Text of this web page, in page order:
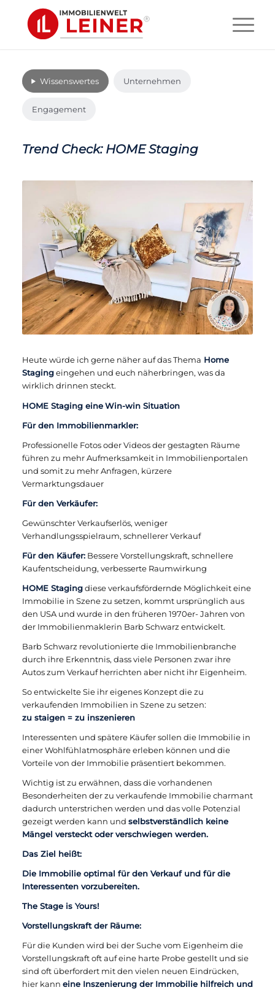
Wissenswertes Unternehmen
Engagement
Trend Check: HOME Staging
Heute würde ich gerne näher auf das Thema Home
Stagingeingehen und euch näherbringen, was da
wirklich drinnen steckt.
HOME Staging eineWin-win Situation
Für den Immobilienmarkler:
Professionelle Fotos oder Videos der gestagten Räume
führen zu mehr Aufmerksamkeit in Immobilienportalen
und somit zu mehr Anfragen, kürzere
Vermarktungsdauer
Für den Verkäufer:
Gewünschter Verkaufserlös, weniger
Verhandlungsspielraum, schnellerer Verkauf
Für den Käufer:Bessere Vorstellungskraft, schnellere
Kaufentscheidung, verbesserte Raumwirkung
HOME Stagingdiese verkaufsfördernde Möglichkeit eine
Immobilie in Szene zu setzen, kommt ursprünglich aus
den USA und wurde in den früheren 1970er- Jahren von
der Immobilienmaklerin Barb Schwarz entwickelt.
Barb Schwarz revolutionierte die Immobilienbranche
durch ihre Erkenntnis, dass viele Personen zwar ihre
Autos zum Verkauf herrichten aber nicht ihr Eigenheim.
So entwickelte Sie ihr eigenes Konzept die zu
verkaufenden Immobilien in Szene zu setzen:
zu staigen = zu inszenieren
Interessenten und spätere Käufer sollen die Immobilie in
einer Wohlfühlatmosphäre erleben können und die
Vorteile von der Immobilie präsentiert bekommen.
Wichtig ist zu erwähnen, dass die vorhandenen
Besonderheiten der zu verkaufende Immobilie charmant
dadurch unterstrichen werden und das volle Potenzial
gezeigt werden kann und selbstverständlich keine
Mängel versteckt oder verschwiegen werden.
Das Ziel heißt:
Die Immobilie optimal für den Verkauf und für die
Interessenten vorzubereiten.
The Stage is Yours!
Vorstellungskraft der Räume:
Für die Kunden wird bei der Suche vom Eigenheim die
Vorstellungskraft oft auf eine harte Probe gestellt und sie
sind oft überfordert mit den vielen neuen Eindrücken,
hier kann eine Inszenierung der Immobilie hilfreich und